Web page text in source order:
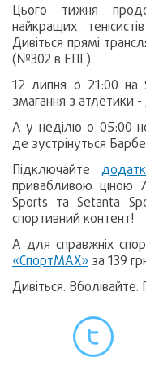
Цього тижня
найкращих
Дивіться прямі
(№302 в ЕПГ).
12 липня о 21:00
змагання з атлетики
А у неділю о 05:00
де зустрінуться
Підключайте
привабливою ціною
Sports та Setanta
спортивний контент!
А для справжніх
«СпортМАХ» за 139
Дивіться.